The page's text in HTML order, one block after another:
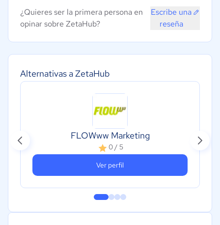
Alternativas a ZetaHub
FLOWww Marketing
0 / 5
Ver perfil
¿Quieres ser la primera persona en
opinar sobre ZetaHub?
Escribe una
reseña